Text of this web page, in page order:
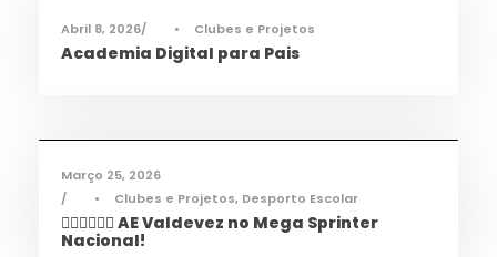
Abril 8, 2026 • Clubes e Projetos
Academia Digital para Pais
Março 25, 2026
•
Clubes e Projetos, Desporto Escolar
🏃‍♀️🏃‍♂️🏃‍♀️ AE Valdevez no Mega Sprinter
Nacional!